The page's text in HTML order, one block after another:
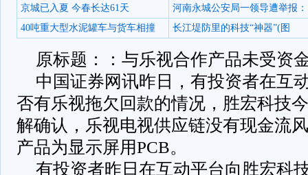
京城已入夏 今春长达61天
河南永城公安局一领导遭举报：
40吨重大型水泥罐车与货车相撞
长江堤防里的科技“神器”(图
原标题：：与乐视合作产品未受资
中国证券网讯昨日，有投资者在互
否有乐视拖欠回款的情况，胜宏科技
解确认，乐视电视供应链没有现金流
产品为显示屏用PCB。
有投资者昨日在互动平台向胜宏科